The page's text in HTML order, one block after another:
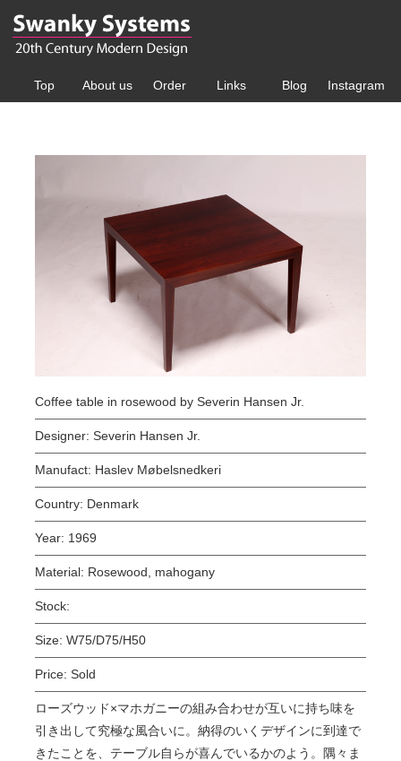
Top About us Order Links Blog Instagram
Coffee table in rosewood by Severin Hansen Jr.
Designer: Severin Hansen Jr.
Manufact: Haslev Møbelsnedkeri
Country: Denmark
Year: 1969
Material: Rosewood, mahogany
Stock:
Size: W75/D75/H50
Price: Sold
ローズウッド×マホガニーの組み合わせが互いに持ち味を
引き出して究極な風合いに。納得のいくデザインに到達で
きたことを、テーブル自らが喜んでいるかのよう。隅々ま